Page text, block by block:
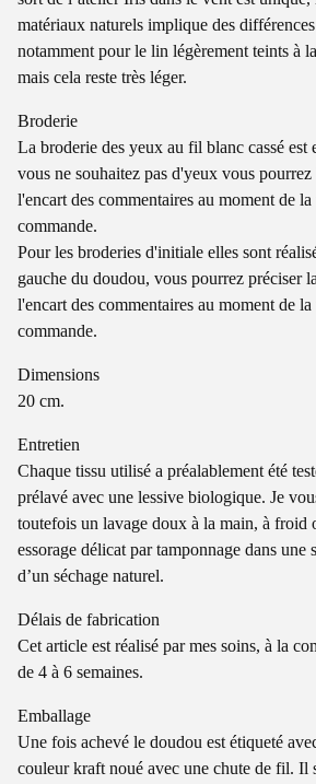
matériaux naturels implique des
notamment pour le lin légèrement teints à
mais cela reste très léger.
Broderie
La broderie des yeux au fil blanc cassé est
vous ne souhaitez pas d'yeux vous pourrez
l'encart des commentaires au moment de
commande.
Pour les broderies d'initiale elles sont
gauche du doudou, vous pourrez préciser
l'encart des commentaires au moment de
commande.
Dimensions
20 cm.
Entretien
Chaque tissu utilisé a préalablement été
prélavé avec une lessive biologique. Je
toutefois un lavage doux à la main, à froid
essorage délicat par tamponnage dans une
d’un séchage naturel.
Délais de fabrication
Cet article est réalisé par mes soins, à la
de 4 à 6 semaines.
Emballage
Une fois achevé le doudou est étiqueté
couleur kraft noué avec une chute de fil. Il